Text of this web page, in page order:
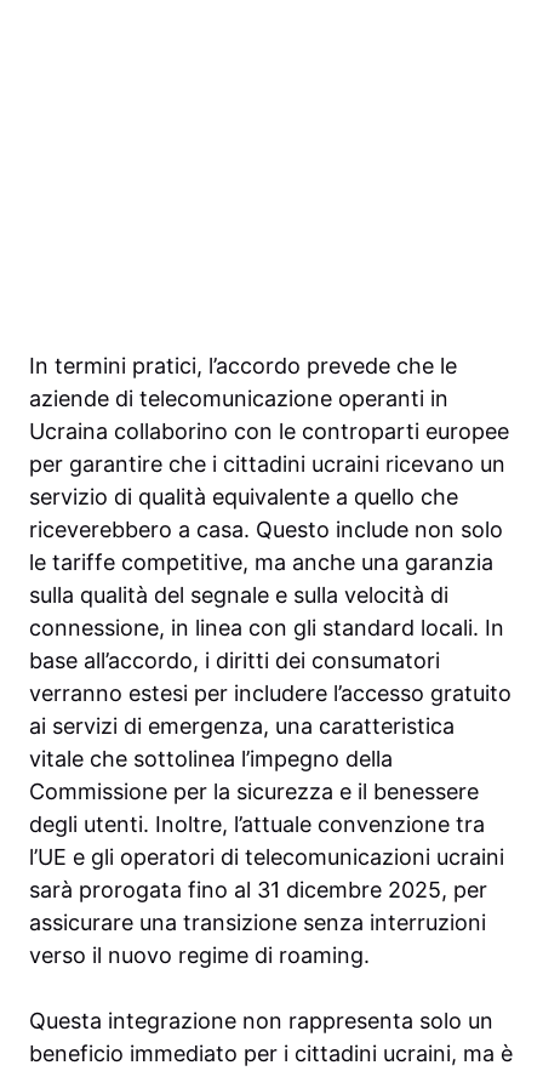
In termini pratici, l’accordo prevede che le
aziende di telecomunicazione operanti in
Ucraina collaborino con le controparti europee
per garantire che i cittadini ucraini ricevano un
servizio di qualità equivalente a quello che
riceverebbero a casa. Questo include non solo
le tariffe competitive, ma anche una garanzia
sulla qualità del segnale e sulla velocità di
connessione, in linea con gli standard locali. In
base all’accordo, i diritti dei consumatori
verranno estesi per includere l’accesso gratuito
ai servizi di emergenza, una caratteristica
vitale che sottolinea l’impegno della
Commissione per la sicurezza e il benessere
degli utenti. Inoltre, l’attuale convenzione tra
l’UE e gli operatori di telecomunicazioni ucraini
sarà prorogata fino al 31 dicembre 2025, per
assicurare una transizione senza interruzioni
verso il nuovo regime di roaming.
Questa integrazione non rappresenta solo un
beneficio immediato per i cittadini ucraini, ma è